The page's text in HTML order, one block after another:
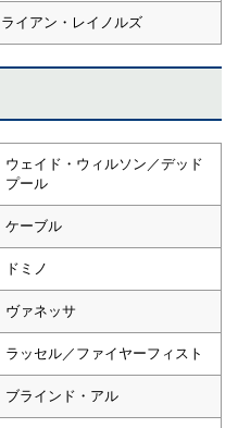
ライアン・レイノルズ
ウェイド・ウィルソン／デッド
プール
ケーブル
ドミノ
ヴァネッサ
ラッセル／ファイヤーフィスト
ブラインド・アル